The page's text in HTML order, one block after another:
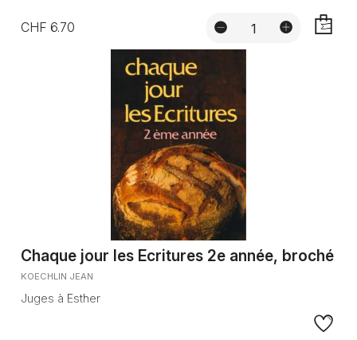
CHF 6.70
Chaque jour les Ecritures 2e année, broché
KOECHLIN JEAN
Juges à Esther